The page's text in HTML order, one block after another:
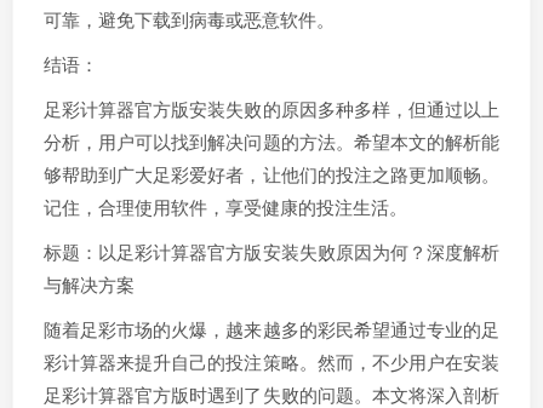
可靠，避免下载到病毒或恶意软件。
结语：
足彩计算器官方版安装失败的原因多种多样，但通过以上
分析，用户可以找到解决问题的方法。希望本文的解析能
够帮助到广大足彩爱好者，让他们的投注之路更加顺畅。
记住，合理使用软件，享受健康的投注生活。
标题：以足彩计算器官方版安装失败原因为何？深度解析
与解决方案
随着足彩市场的火爆，越来越多的彩民希望通过专业的足
彩计算器来提升自己的投注策略。然而，不少用户在安装
足彩计算器官方版时遇到了失败的问题。本文将深入剖析